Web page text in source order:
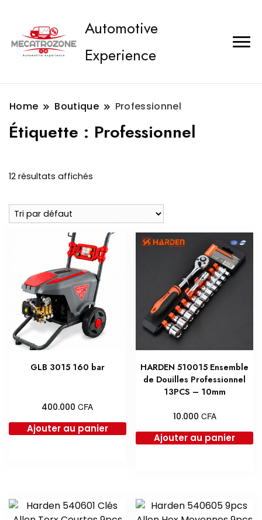
Automotive
Experience
Home Boutique Professionnel
Étiquette : Professionnel
12 résultats affichés
GLB 3015 160 bar
400.000CFA
Ajouter au panier
HARDEN 510015 Ensemble
de Douilles Professionnel
13PCS – 10mm
10.000 CFA
Ajouter au panier